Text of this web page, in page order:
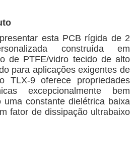
esta PCB rígida de 2
construída em
de PTFE/vidro tecido de alto
para aplicações exigentes de
TLX-9 oferece propriedades
excepcionalmente bem
uma constante dielétrica baixa
fator de dissipação ultrabaixo